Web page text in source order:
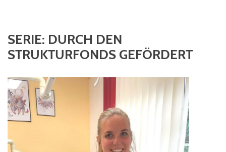
SERIE: DURCH DEN
STRUKTURFONDS GEFÖRDERT